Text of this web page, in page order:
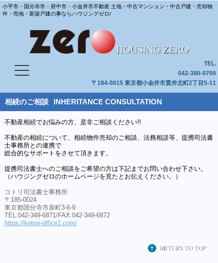
小平市・国分寺市・府中市・小金井市不動産 土地・中古マンション・中古戸建・売却物
件・売地・新築戸建の事ならハウジングゼロ/
TEL.
042-380-0700
〒184-0015 東京都小金井市貫井北町2丁目5-11
相続のご相談 INHERITANCE CONSULTATION
不動産相続でお悩みの方、是非ご相談ください!!
不動産の相続について、相続物件売却のご相談、法務相談等、提携司法書
士事務所との連携で
総合的なサポートをさせて頂きます。
提携司法書士へのご相談をご希望の方は下記までお問い合わせ下さい。
（ハウジングゼロのホームページを見たとお伝えください。）
コトリ司法書士事務所
〒185-0024
東京都国分寺市泉町3-6-9
TEL:042-349-6871/FAX:042-349-6872
https://kotori-office1.com/